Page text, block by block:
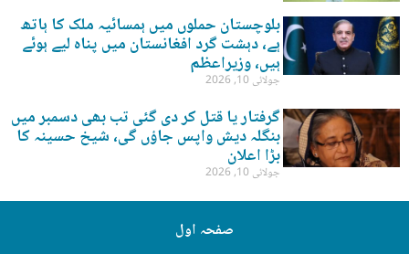
بلوچستان حملوں میں ہمسائیہ ملک کا ہاتھ
ہے، دہشت گرد افغانستان میں پناہ لیے ہوئے
ہیں، وزیراعظم
جولائی 10, 2026
گرفتار یا قتل کر دی گئی تب بھی دسمبر میں
بنگلہ دیش واپس جاؤں گی، شیخ حسینہ کا
بڑا اعلان
جولائی 10, 2026
صفحہ اول